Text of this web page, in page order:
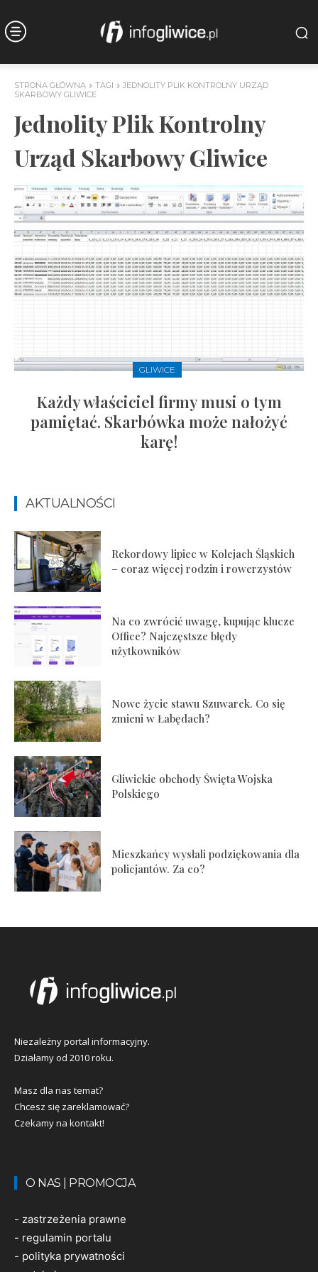
STRONA GŁÓWNA TAGI
JEDNOLITY PLIK KONTROLNY URZĄD
SKARBOWY GLIWICE
Jednolity Plik Kontrolny
Urząd Skarbowy Gliwice
GLIWICE
Każdy właściciel firmy musi o tym
pamiętać. Skarbówka może nałożyć
karę!
AKTUALNOŚCI
Rekordowy lipiec w Kolejach Śląskich
– coraz więcej rodzin i rowerzystów
Na co zwrócić uwagę, kupując klucze
Office? Najczęstsze błędy
użytkowników
Nowe życie stawu Szuwarek. Co się
zmieni w Łabędach?
Gliwickie obchody Święta Wojska
Polskiego
Mieszkańcy wysłali podziękowania dla
policjantów. Za co?
Niezależny portal informacyjny.
Działamy od 2010 roku.
Masz dla nas temat?
Chcesz się zareklamować?
Czekamy na kontakt!
O NAS | PROMOCJA
- zastrzeżenia prawne
- regulamin portalu
- polityka prywatności